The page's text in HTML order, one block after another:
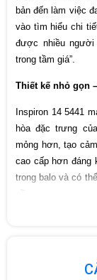
bản đến làm việc
vào tìm hiểu chi
được nhiều người
trong tầm giá”.
Thiết kế nhỏ gọn
Inspiron 14 5441
hòa đặc trưng
mỏng hơn, tạo
cao cấp hơn đáng
trong balo và có
lại cảm giác an